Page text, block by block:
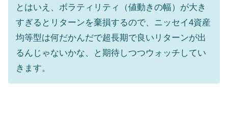
とはいえ、ボラティリティ（値動きの幅）が大き
すぎるとリターンを棄損するので、ニッセイ4資産
均等型は何だかんだで超長期で良いリターンが出
るんじゃないかな、と期待しつつウォッチしてい
きます。